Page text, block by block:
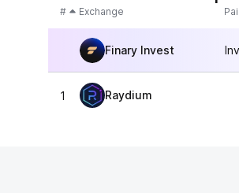
# Exchange
Finary Invest
1 Raydium